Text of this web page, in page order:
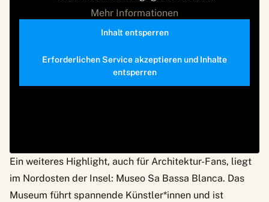
Mehr Informationen
Inhalt entsperren
Erforderlichen Service akzeptieren und Inhalte
entsperren
Ein weiteres Highlight, auch für Architektur-Fans, liegt
im Nordosten der Insel: Museo Sa Bassa Blanca. Das
Museum führt spannende Künstler*innen und ist